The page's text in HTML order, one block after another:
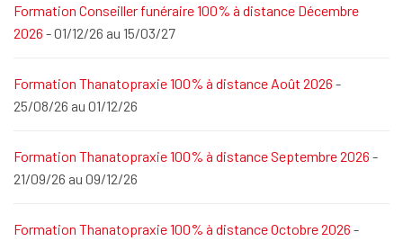
Formation Conseiller funéraire 100% à distance Décembre
2026 - 01/12/26 au 15/03/27
Formation Thanatopraxie 100% à distance Août 2026 -
25/08/26 au 01/12/26
Formation Thanatopraxie 100% à distance Septembre 2026 -
21/09/26 au 09/12/26
Formation Thanatopraxie 100% à distance Octobre 2026 -